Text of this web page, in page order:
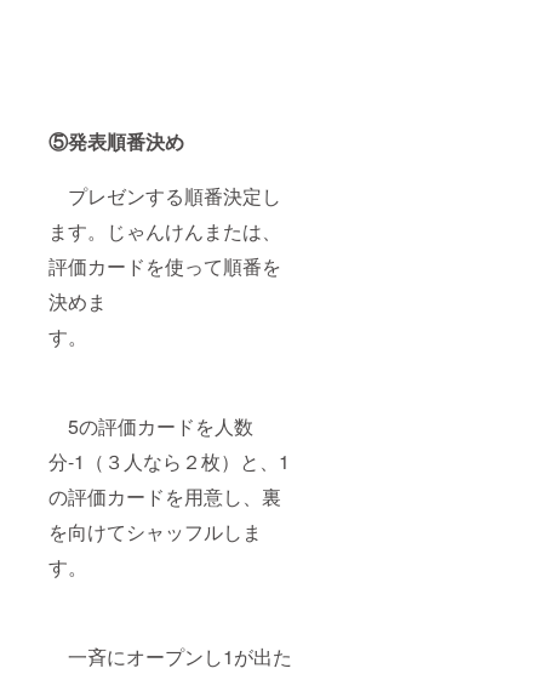
⑤発表順番決め
プレゼンする順番決定し
ます。じゃんけんまたは、
評価カードを使って順番を
決めま
す。
5の評価カードを人数
分-1（３人なら２枚）と、1
の評価カードを用意し、裏
を向けてシャッフルしま
す。
一斉にオープンし1が出た